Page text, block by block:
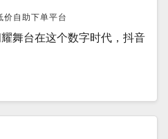
价自助下单平台
舞台在这个数字时代，抖音